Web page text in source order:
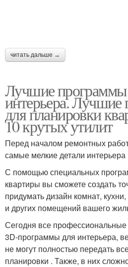
читать дальше →
Лучшие программы
интерьера.
для планировки
10 крутых утилит
Перед началом ремонтных
самые мелкие детали
С помощью специальных
квартиры вы сможете создать
придумать дизайн комнат,
и других помещений вашего
Сегодня все
3D-программы для интерьера,
не могут полностью передать
планировки . Также, в них